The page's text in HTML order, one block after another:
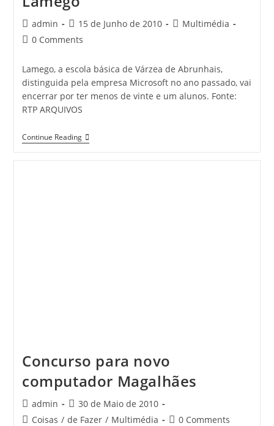
Post
author:
admin
Post
published:
15 de Junho de 2010
PostMultimédia
Post0 Comments
Lamego, a escola básica de Várzea de Abrunhais,
distinguida pela empresa Microsoft no ano passado, vai
encerrar por ter menos de vinte e um alunos. Fonte:
RTP ARQUIVOS
Continue ReadingEscola
Modelo
Concurso para novo
computador Magalhães
Post
author:
admin
Post
published:
30 de Maio de 2010
PostCoisas / de Fazer / Multimédia
Post0 Comments